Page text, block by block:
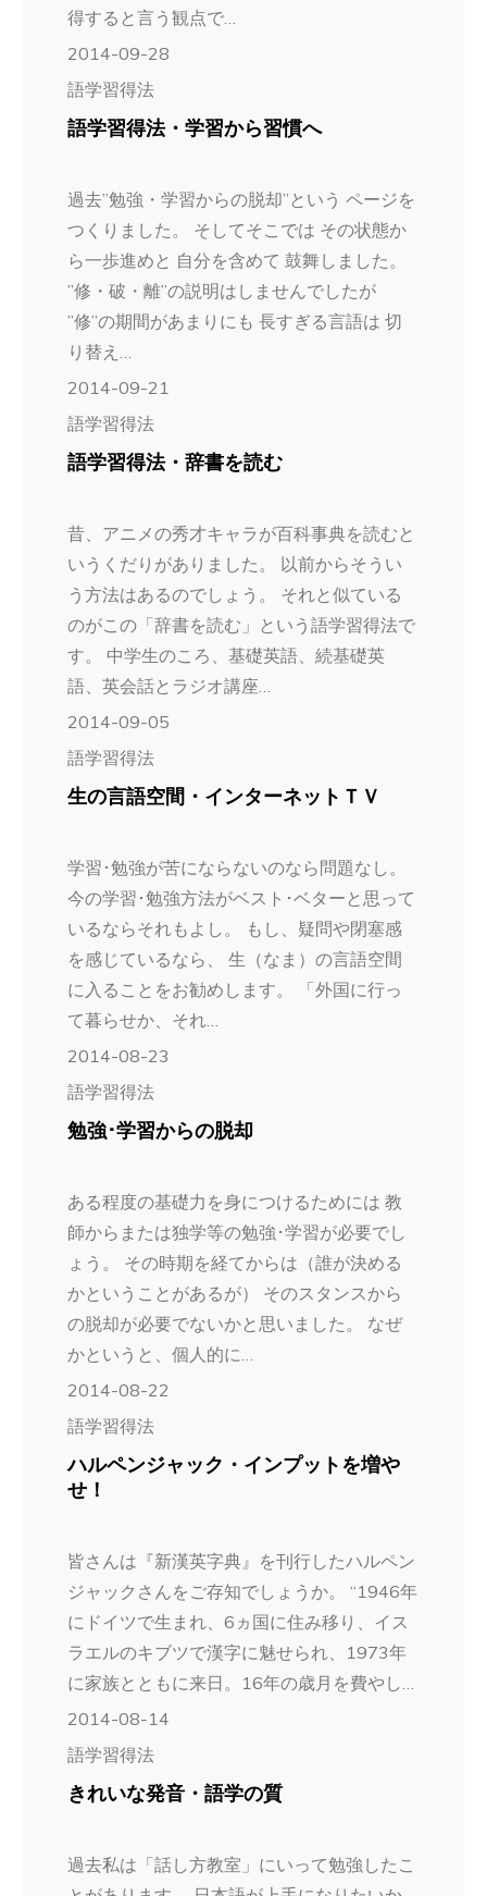
得すると言う観点で…
2014-09-28
語学習得法
語学習得法・学習から習慣へ
過去”勉強・学習からの脱却”という ページを
つくりました。 そしてそこでは その状態か
ら一歩進めと 自分を含めて 鼓舞しました。
”修・破・離”の説明はしませんでしたが
”修”の期間があまりにも 長すぎる言語は 切
り替え…
2014-09-21
語学習得法
語学習得法・辞書を読む
昔、アニメの秀才キャラが百科事典を読むと
いうくだりがありました。 以前からそうい
う方法はあるのでしょう。 それと似ている
のがこの「辞書を読む」という語学習得法で
す。 中学生のころ、基礎英語、続基礎英
語、英会話とラジオ講座…
2014-09-05
語学習得法
生の言語空間・インターネットＴＶ
学習･勉強が苦にならないのなら問題なし。
今の学習･勉強方法がベスト･ベターと思って
いるならそれもよし。 もし、疑問や閉塞感
を感じているなら、 生（なま）の言語空間
に入ることをお勧めします。 「外国に行っ
て暮らせか、それ…
2014-08-23
語学習得法
勉強･学習からの脱却
ある程度の基礎力を身につけるためには 教
師からまたは独学等の勉強･学習が必要でし
ょう。 その時期を経てからは（誰が決める
かということがあるが） そのスタンスから
の脱却が必要でないかと思いました。 なぜ
かというと、個人的に…
2014-08-22
語学習得法
ハルペンジャック・インプットを増や
せ！
皆さんは『新漢英字典』を刊行したハルペン
ジャックさんをご存知でしょうか。 “1946年
にドイツで生まれ、6ヵ国に住み移り、イス
ラエルのキブツで漢字に魅せられ、1973年
に家族とともに来日。16年の歳月を費やし…
2014-08-14
語学習得法
きれいな発音・語学の質
過去私は「話し方教室」にいって勉強したこ